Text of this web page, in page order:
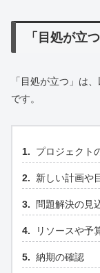
「目処が立
「目処が立つ」は
です。
プロジェクト
新しい計画や
問題解決の見
リソースや予
納期の確認